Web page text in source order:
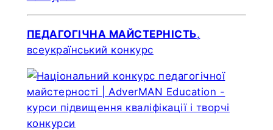
ПЕДАГОГІЧНА МАЙСТЕРНІСТЬ,
всеукраїнський конкурс